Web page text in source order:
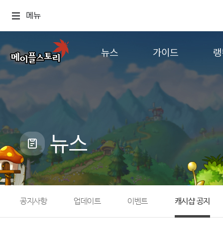
메뉴
뉴스
공지사항
업데이트
캐시샵 공지
메이플 알림판
with maple
가이드
게임정보
직업소개
확률형 아이템
NEXON NOW
뉴스
공지사항 업데이트 이벤트 캐시샵 공지